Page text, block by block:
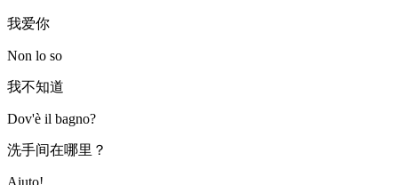
我爱你
Non lo so
我不知道
Dov'è il bagno?
洗手间在哪里？